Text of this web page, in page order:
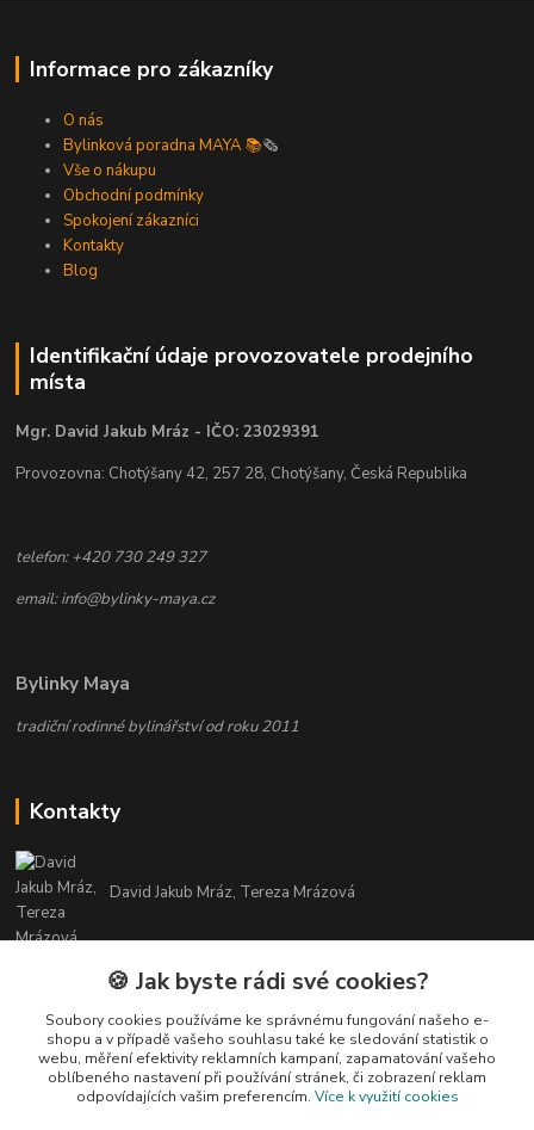
Informace pro zákazníky
O nás
Bylinková poradna MAYA 📚🗞️
Vše o nákupu
Obchodní podmínky
Spokojení zákazníci
Kontakty
Blog
Identifikační údaje provozovatele prodejního
místa
Mgr. David Jakub Mráz - IČO: 23029391
Provozovna: Chotýšany 42, 257 28, Chotýšany, Česká Republika
telefon: +420 730 249 327
email: info@bylinky-maya.cz
Bylinky Maya
tradiční rodinné bylinářství od roku 2011
Kontakty
David Jakub Mráz, Tereza Mrázová
info@bylinky-maya.cz
🍪 Jak byste rádi své cookies?
Soubory cookies používáme ke správnému fungování našeho e-
shopu a v případě vašeho souhlasu také ke sledování statistik o
webu, měření efektivity reklamních kampaní, zapamatování vašeho
oblíbeného nastavení při používání stránek, či zobrazení reklam
odpovídajících vašim preferencím. Více k využití cookies